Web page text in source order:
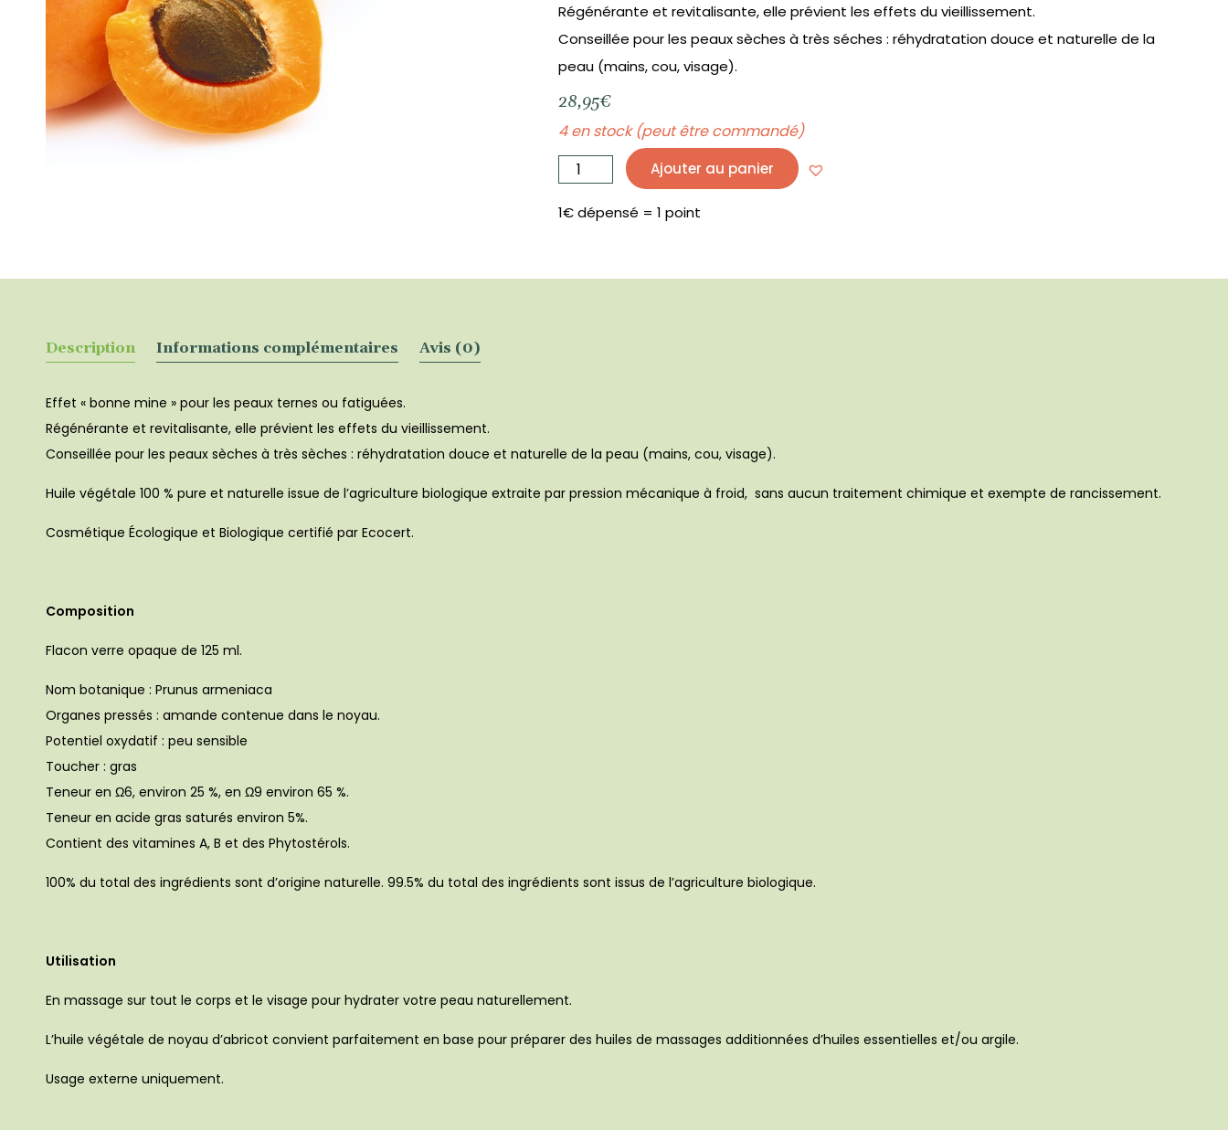
Régénérante et revitalisante, elle prévient les effets du vieillissement.
Conseillée pour les peaux sèches à très séches : réhydratation douce et naturelle de la
peau (mains, cou, visage).
28,95€
4 en stock (peut être commandé)
de
Huile
noyau
BIO
125
Ajouter au panier
1€ dépensé = 1 point
Description Informations complémentaires Avis (0)
Effet « bonne mine » pour les peaux ternes ou fatiguées.
Régénérante et revitalisante, elle prévient les effets du vieillissement.
Conseillée pour les peaux sèches à très sèches : réhydratation douce et naturelle de la peau (mains, cou, visage).
Huile végétale 100 % pure et naturelle issue de l’agriculture biologique extraite par pression mécanique à froid, sans aucun traitement chimique et exempte de rancissement.
Cosmétique Écologique et Biologique certifié par Ecocert.
Composition
Flacon verre opaque de 125 ml.
Nom botanique : Prunus armeniaca
Organes pressés : amande contenue dans le noyau.
Potentiel oxydatif : peu sensible
Toucher : gras
Teneur en Ω6, environ 25 %, en Ω9 environ 65 %.
Teneur en acide gras saturés environ 5%.
Contient des vitamines A, B et des Phytostérols.
100% du total des ingrédients sont d’origine naturelle. 99.5% du total des ingrédients sont issus de l’agriculture biologique.
Utilisation
En massage sur tout le corps et le visage pour hydrater votre peau naturellement.
L’huile végétale de noyau d’abricot convient parfaitement en base pour préparer des huiles de massages additionnées d’huiles essentielles et/ou argile.
Usage externe uniquement.